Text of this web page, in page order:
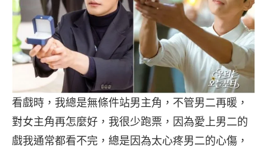
看戲時，我總是無條件站男主角，不管男二再暖，
對女主角再怎麼好，我很少跑票，因為愛上男二的
戲我通常都看不完，總是因為太心疼男二的心傷，